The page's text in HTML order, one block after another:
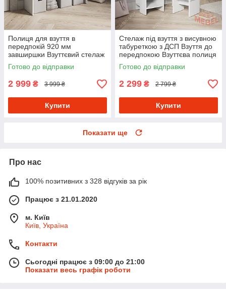
Полиця для взуття в
передпокій 920 мм
завширшки Взуттєвий стелаж
на 20 осередків із
Ламінованого ДСП
Готово до відправки
2 999 ₴ 3 999 ₴
Купити
Стелаж під взуття з висувною
табуреткою з ДСП Взуття до
передпокою Взуттєва полиця
на 5 осередків 60 см
Готово до відправки
2 299 ₴ 2 799 ₴
Купити
Показати ще
Про нас
100% позитивних з 328 відгуків за рік
Працює з 21.01.2020
м. Київ
Київ, Україна
Контакти
Сьогодні працює з 09:00 до 21:00
Показати весь графік роботи